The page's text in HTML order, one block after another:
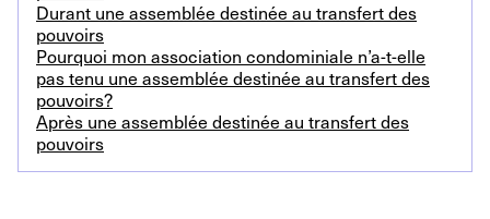
Durant une assemblée destinée au transfert des
pouvoirs
Pourquoi mon association condominiale n’a-t-elle
pas tenu une assemblée destinée au transfert des
pouvoirs?
Après une assemblée destinée au transfert des
pouvoirs